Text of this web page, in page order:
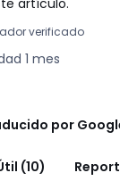
artículo.
verificado
1 mes
por
(10)